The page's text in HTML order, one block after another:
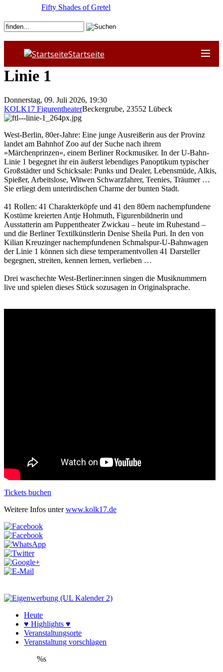
Startseite
Linie 1
Donnerstag, 09. Juli 2026, 19:30
KOLK17 FigurentheaterBeckergrube, 23552 Lübeck
West-Berlin, 80er-Jahre: Eine junge Ausreißerin aus der Provinz
landet am Bahnhof Zoo auf der Suche nach ihrem
»Märchenprinzen«, einem Berliner Rockmusiker. In der U-Bahn-
Linie 1 begegnet ihr ein äußerst lebendiges Panoptikum typischer
Großstädter und Schicksale: Punks und Dealer, Lebensmüde, Alkis,
Spießer, Arbeitslose, Witwen Schwarzfahrer, Teenies, Träumer …
Sie erliegt dem unterirdischen Charme der bunten Stadt.
41 Rollen: 41 Charakterköpfe und 41 den 80ern nachempfundene
Kostüme kreierten Antje Hohmuth, Figurenbildnerin und
Ausstatterin am Puppentheater Zwickau – heute im Ruhestand –
und die Berliner Textilkünstlerin Denise Sheila Puri. In den von
Kilian Kreuzinger nachempfundenen Schmalspur-U-Bahnwagen
der Linie 1 können sich diese temperamentvollen 41 Darsteller
begegnen, streiten, kennen lernen, verlieben …
Drei waschechte West-Berliner:innen singen die Musiknummern
live und spielen dieses Stück sozusagen in Originalsprache.
Tickets buchen
Weitere Infos unterwww.kolk17.de
Heute
♥ Highlights ♥
Veranstaltungsorte
Veranstaltung vorschlagen
%s
Fifty Shades of Gretel